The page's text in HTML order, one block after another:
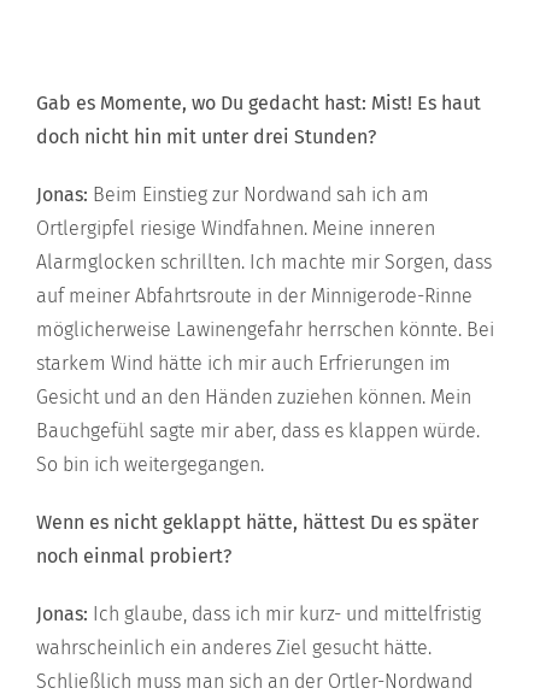
Gab es Momente, wo Du gedacht hast: Mist! Es haut
doch nicht hin mit unter drei Stunden?
Jonas: Beim Einstieg zur Nordwand sah ich am
Ortlergipfel riesige Windfahnen. Meine inneren
Alarmglocken schrillten. Ich machte mir Sorgen, dass
auf meiner Abfahrtsroute in der Minnigerode-Rinne
möglicherweise Lawinengefahr herrschen könnte. Bei
starkem Wind hätte ich mir auch Erfrierungen im
Gesicht und an den Händen zuziehen können. Mein
Bauchgefühl sagte mir aber, dass es klappen würde.
So bin ich weitergegangen.
Wenn es nicht geklappt hätte, hättest Du es später
noch einmal probiert?
Jonas: Ich glaube, dass ich mir kurz- und mittelfristig
wahrscheinlich ein anderes Ziel gesucht hätte.
Schließlich muss man sich an der Ortler-Nordwand